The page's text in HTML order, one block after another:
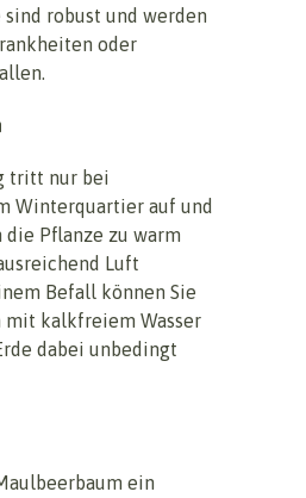
robust und werden
oder
tritt nur bei
Winterquartier auf und
die Pflanze zu warm
Luft
Befall können Sie
mit kalkfreiem Wasser
dabei unbedingt
ein